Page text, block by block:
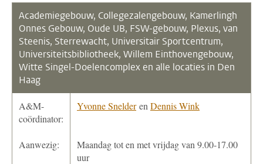
Academiegebouw, Collegezalengebouw, Kamerlingh
Onnes Gebouw, Oude UB, FSW-gebouw, Plexus, van
Steenis, Sterrewacht, Universitair Sportcentrum,
Universiteitsbibliotheek, Willem Einthovengebouw,
Witte Singel-Doelencomplex en alle locaties in Den
Haag
A&M-
coördinator:
Yvonne Snelderen Dennis Wink
Aanwezig:
Maandag tot en met vrijdag van 9.00-17.00
uur